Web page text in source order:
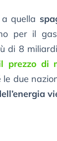
quella
per il
di 8
di
due